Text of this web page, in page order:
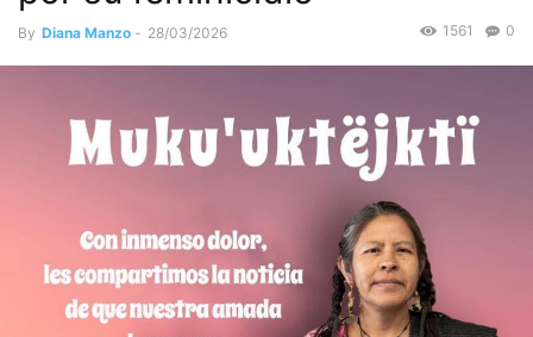
By Diana Manzo - 28/03/2026 0
1561